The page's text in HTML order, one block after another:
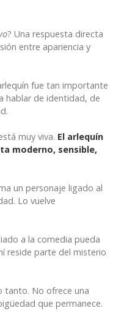
? Una respuesta directa
entre apariencia y
fue tan importante
hablar de identidad, de
muy viva. El arlequín
moderno, sensible,
un personaje ligado al
Lo vuelve
a la comedia pueda
reside parte del misterio
tanto. No ofrece una
que permanece.